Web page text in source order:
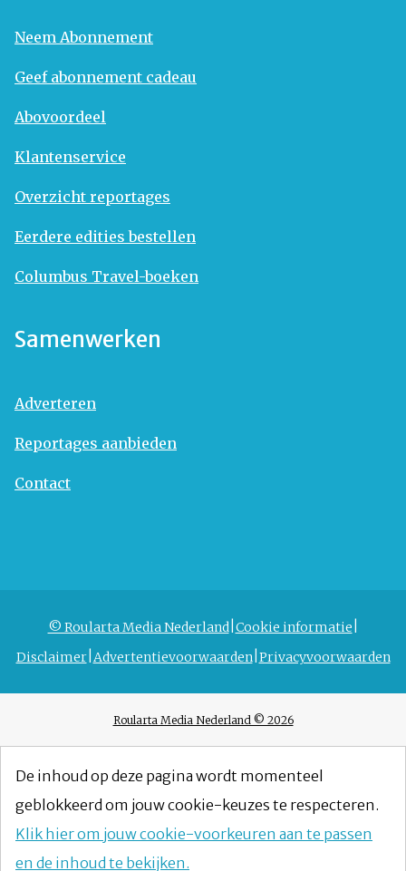
Neem Abonnement
Geef abonnement cadeau
Abovoordeel
Klantenservice
Overzicht reportages
Eerdere edities bestellen
Columbus Travel-boeken
Samenwerken
Adverteren
Reportages aanbieden
Contact
© Roularta Media Nederland Cookie informatie
Disclaimer Advertentievoorwaarden Privacyvoorwaarden
Roularta Media Nederland © 2026
De inhoud op deze pagina wordt momenteel
geblokkeerd om jouw cookie-keuzes te respecteren.
Klik hier om jouw cookie-voorkeuren aan te passen
en de inhoud te bekijken.